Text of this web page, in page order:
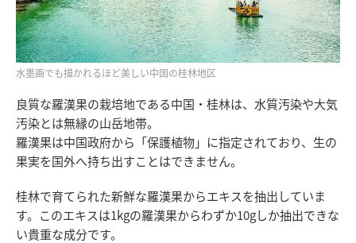
水墨画でも描かれるほど美しい中国の桂林地区
良質な羅漢果の栽培地である中国・桂林は、水質汚染や大気
汚染とは無縁の山岳地帯。
羅漢果は中国政府から「保護植物」に指定されており、生の
果実を国外へ持ち出すことはできません。
桂林で育てられた新鮮な羅漢果からエキスを抽出していま
す。このエキスは1kgの羅漢果からわずか10gしか抽出できな
い貴重な成分です。